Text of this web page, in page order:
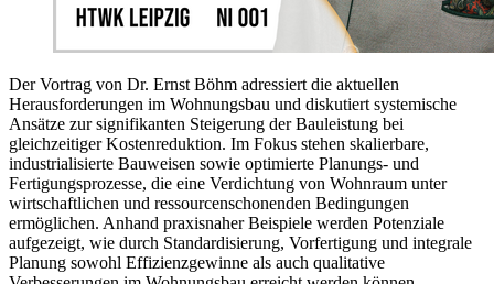
Der Vortrag von Dr. Ernst Böhm adressiert die aktuellen
Herausforderungen im Wohnungsbau und diskutiert systemische
Ansätze zur signifikanten Steigerung der Bauleistung bei
gleichzeitiger Kostenreduktion. Im Fokus stehen skalierbare,
industrialisierte Bauweisen sowie optimierte Planungs- und
Fertigungsprozesse, die eine Verdichtung von Wohnraum unter
wirtschaftlichen und ressourcenschonenden Bedingungen
ermöglichen. Anhand praxisnaher Beispiele werden Potenziale
aufgezeigt, wie durch Standardisierung, Vorfertigung und integrale
Planung sowohl Effizienzgewinne als auch qualitative